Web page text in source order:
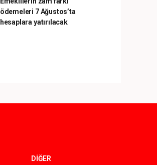
ödemeleri 7 Ağustos’ta
hesaplara yatırılacak
DİĞER